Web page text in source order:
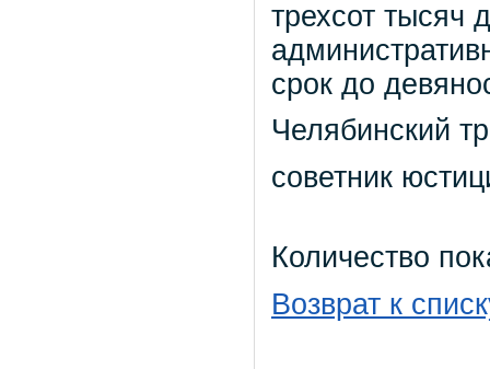
трехсот тысяч
срок до
Челябинский
советник
Количество
Возврат к